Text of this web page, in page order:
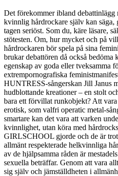
Det förekommer ibland debattinlägg
kvinnlig hårdrockare själv kan säga,
tagen seriöst. Som du, käre läsare,
stötesten. Om, hur mycket och på
hårdrockaren bör spela på sina
brukar debattören då också bedöma
egenskap av goda eller tveksamma
extrempornografiska
HUNTRESS-sångerskan Jill Janus
hudblottande kreationer – en stolt
bara ett förvillat runkobjekt? Att
erotisk, som valfri operatic metal-
smartare kan det vara att varken
kvinnlighet, utan köra med
GIRLSCHOOL gjorde och de är
allmänt respekterade helkvinnliga
av de hjälpsamma råden är
sexuella beträffar. Genom att vara
sig själv och jämställdheten i